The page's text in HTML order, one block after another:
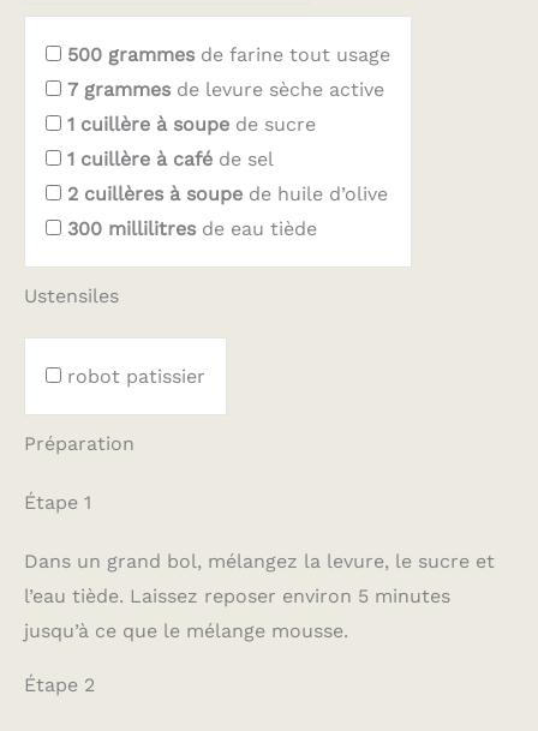
500 grammes de farine tout usage
7 grammes de levure sèche active
1 cuillère à soupe de sucre
1 cuillère à café de sel
2 cuillères à soupe de huile d’olive
300 millilitres de eau tiède
Ustensiles
robot patissier
Préparation
Étape 1
Dans un grand bol, mélangez la levure, le sucre et
l’eau tiède. Laissez reposer environ 5 minutes
jusqu’à ce que le mélange mousse.
Étape 2